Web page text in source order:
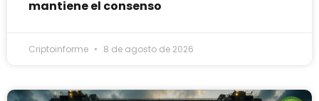
mantiene el consenso
Criptoinforme 8 de agosto de 2026